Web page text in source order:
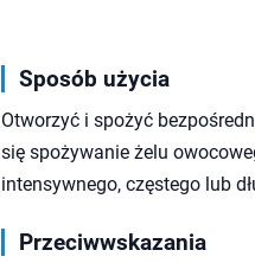
Sposób użycia
Otworzyć i spożyć
się spożywanie żelu
intensywnego, częstego lub
Przeciwwskazania